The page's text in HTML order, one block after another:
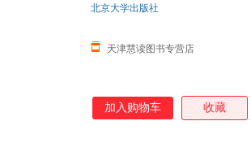
天津慧读图书专营店
北京大学出版社
加入购物车 收藏